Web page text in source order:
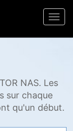
NAS. Les
sur chaque
qu'un début.